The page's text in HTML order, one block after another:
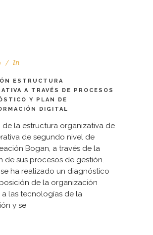
In
ESTRUCTURA
A TRAVÉS DE PROCESOS
Y PLAN DE
DIGITAL
de la estructura organizativa de
de segundo nivel de
Bogan, a través de la
de sus procesos de gestión.
ha realizado un diagnóstico
de la organización
las tecnologías de la
y se